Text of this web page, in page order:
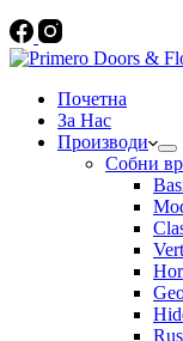
Почетна
За Нас
Производи
Собни